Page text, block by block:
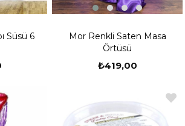
Süsü 6
Mor Renkli Saten Masa
Örtüsü
₺419,00